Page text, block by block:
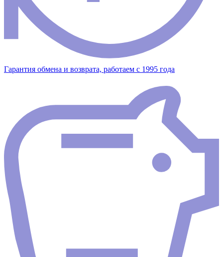
Гарантия обмена и возврата, работаем с 1995 года